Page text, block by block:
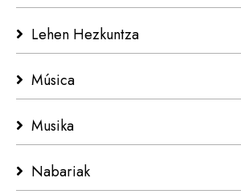
Lehen Hezkuntza
Música
Musika
Nabariak